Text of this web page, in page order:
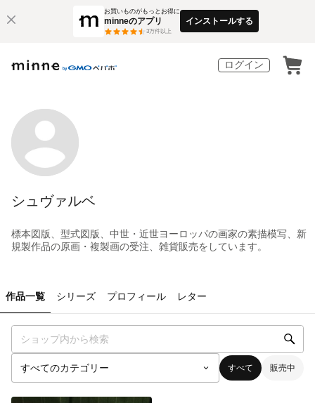
お買いものがもっとお得に
minneのアプリ
3万件以上
インストールする
ログイン
シュヴァルベ
標本図版、型式図版、中世・近世ヨーロッパの画家の素描模写、新
規製作品の原画・複製画の受注、雑貨販売をしています。
作品一覧 シリーズ プロフィール レター
すべて 販売中